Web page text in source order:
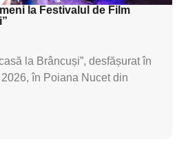
la Festivalul de Film
la Brâncuși”, desfășurat în
în Poiana Nucet din